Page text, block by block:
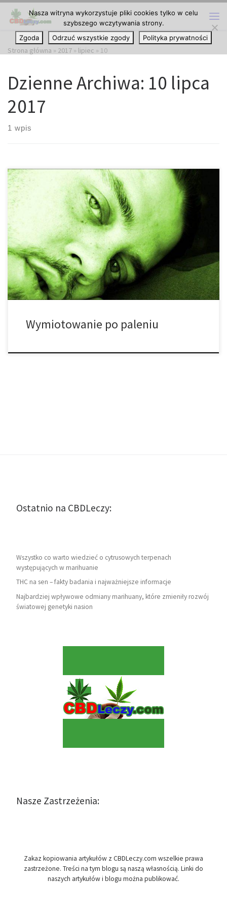
Przejdź do treści
Strona główna » 2017 » lipiec » 10
Dzienne Archiwa: 10 lipca
2017
1 wpis
Nudności wywołane przez marihuanę brzmią bardzo kontr-
intuicyjnie. Nie musisz być miłośnikiem cannabis, aby wiedzieć o
jej właściwościach, które leczą nudności, szczególnie u
pacjentów poddawanych chemioterapii i radiacji. Jednak u
niektórych osób, marihuana może wywoływać efekt uboczny
zwany zespołem nadwrażliwości kontaktowej (CHS) w
odniesieniu do kannabinoidów. CHS charakteryzuje się
nawracającymi nudnościami, […]
Wymiotowanie po paleniu
Ostatnio na CBDLeczy:
Wszystko co warto wiedzieć o cytrusowych terpenach
występujących w marihuanie
THC na sen – fakty badania i najważniejsze informacje
Najbardziej wpływowe odmiany marihuany, które zmieniły rozwój
światowej genetyki nasion
Nasze Zastrzeżenia:
Zakaz kopiowania artykułów z CBDLeczy.com wszelkie prawa
zastrzeżone. Treści na tym blogu są naszą własnością. Linki do
naszych artykułów i blogu można publikować.
Nasza witryna wykorzystuje pliki cookies tylko w celu
szybszego wczytywania strony.
Zgoda
Odrzuć wszystkie zgody Polityka prywatności